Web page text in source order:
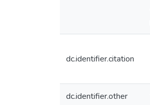
dc.identifier.citation
dc.identifier.other